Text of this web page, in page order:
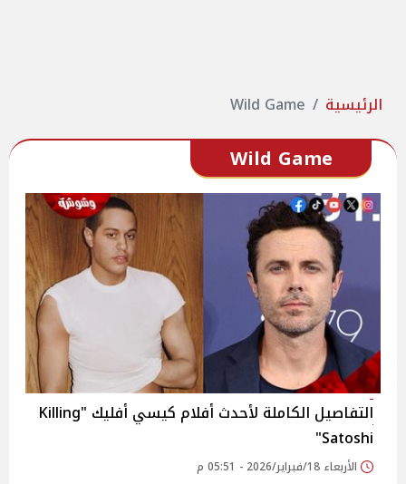
الرئيسية Wild Game
Wild Game
التفاصيل الكاملة لأحدث أفلام كيسي أفليك "Killing
Satoshi"
الأربعاء 18/فبراير/2026 - 05:51 م